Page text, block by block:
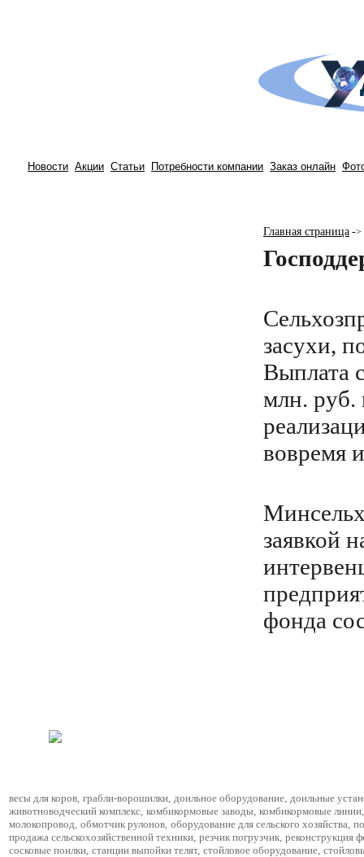
Новости Акции Статьи Потребности компании Заказ онлайн
Главная страница ->
засухи,
Выплата
млн. руб.
вовремя
заявкой
фонда
весы для коров, грабли-ворошилки, доильное оборудование, доильные
животноводческий комплекс, комбикормовые заводы, комбикормовые линии,
молокопровод, обмотчик рулонов, оборудование для сельского хозяйства,
продажа сельскохозяйственной техники, резчик погрузчик, реконструкция
сосковые поилки, станции выпойки телят, стойловое оборудование,